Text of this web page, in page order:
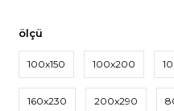
ölçü
100x150 100x200
160x230 200x290